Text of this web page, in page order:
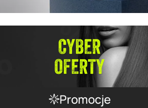
Promocje